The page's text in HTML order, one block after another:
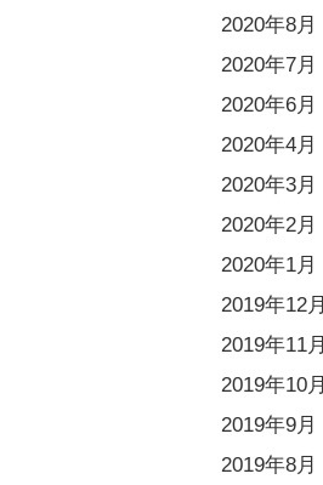
2020年8月
2020年7月
2020年6月
2020年4月
2020年3月
2020年2月
2020年1月
2019年12月
2019年11月
2019年10月
2019年9月
2019年8月